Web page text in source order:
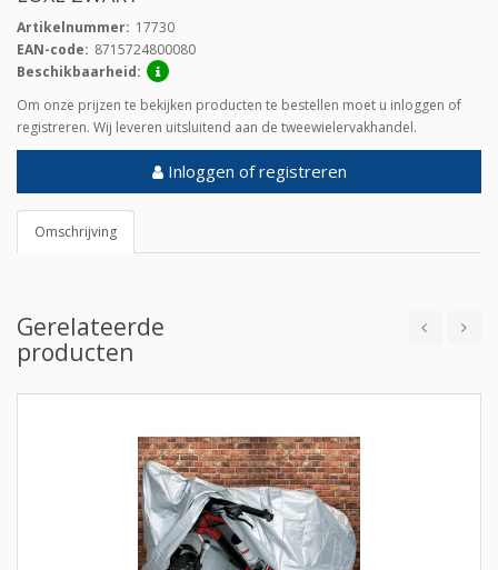
Omschrijving
Artikelnummer: 17730
EAN-code: 8715724800080
Beschikbaarheid:
Om onze prijzen te bekijken producten te bestellen moet u inloggen of
registreren. Wij leveren uitsluitend aan de tweewielervakhandel.
Inloggen of registreren
Gerelateerde
producten